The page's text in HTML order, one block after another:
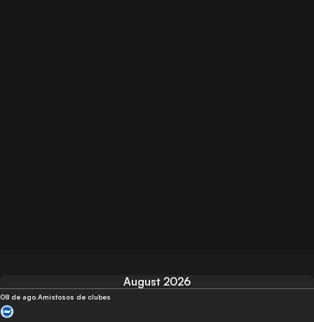
August 2026
08 de ago. Amistosos de clubes